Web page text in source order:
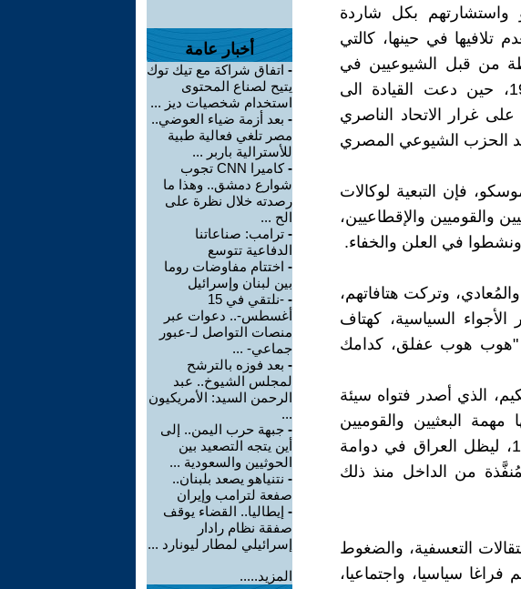
واستشارتهم بكل شاردة
تلافيها في حينها، كالتي
السلطة من قبل الشيوعيين في
العراق رغم الظروف المؤاتية. وكما حصل عام 1964، حين دعت القيادة الى
على غرار الاتحاد الناصري
الحزب الشيوعي المصري
فإن التبعية لوكالات
والقوميين والإقطاعيين،
في العلن والخفاء.
وتركت هتافاتهم،
السياسية، كهتاف
"هوب هوب عفلق، كدامك
الذي أصدر فتواه سيئة
سنة 1961، مُسهلا بها مهمة البعثيين والقوميين
بتصفية الشيوعيين وانصارهم في انقلاب 8 شباط 1963، ليظل العراق في دوامة
من الداخل منذ ذلك
التعسفية، والضغوط
سياسيا، واجتماعيا،
أخبار عامة
- اتفاق شراكة مع تيك توك
يتيح لصناع المحتوى
استخدام شخصيات ديز ...
- بعد أزمة ضياء العوضي..
مصر تلغي فعالية طبية
للأسترالية باربر ...
-
كاميرا CNN تجوب
شوارع دمشق.. وهذا ما
رصدته خلال نظرة على
الح ...
- ترامب: صناعاتنا
الدفاعية تتوسع
- اختتام مفاوضات روما
بين لبنان وإسرائيل
-
-نلتقي في 15
أغسطس-.. دعوات عبر
منصات التواصل لـ-عبور
جماعي- ...
- بعد فوزه بالترشح
لمجلس الشيوخ.. عبد
الرحمن السيد: الأمريكيون
...
- جبهة حرب اليمن.. إلى
أين يتجه التصعيد بين
الحوثيين والسعودية ...
- نتنياهو يصعد بلبنان..
صفعة لترامب وإيران
- إيطاليا.. القضاء يوقف
صفقة نظام رادار
إسرائيلي لمطار ليونارد ...
المزيد.....